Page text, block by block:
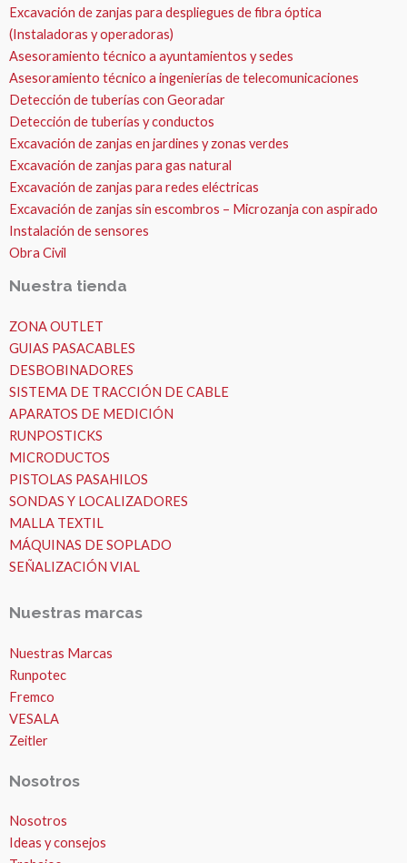
Excavación de zanjas para despliegues de fibra óptica
(Instaladoras y operadoras)
Asesoramiento técnico a ayuntamientos y sedes
Asesoramiento técnico a ingenierías de telecomunicaciones
Detección de tuberías con Georadar
Detección de tuberías y conductos
Excavación de zanjas en jardines y zonas verdes
Excavación de zanjas para gas natural
Excavación de zanjas para redes eléctricas
Excavación de zanjas sin escombros – Microzanja con aspirado
Instalación de sensores
Obra Civil
Nuestra tienda
ZONA OUTLET
GUIAS PASACABLES
DESBOBINADORES
SISTEMA DE TRACCIÓN DE CABLE
APARATOS DE MEDICIÓN
RUNPOSTICKS
MICRODUCTOS
PISTOLAS PASAHILOS
SONDAS Y LOCALIZADORES
MALLA TEXTIL
MÁQUINAS DE SOPLADO
SEÑALIZACIÓN VIAL
Nuestras marcas
Nuestras Marcas
Runpotec
Fremco
VESALA
Zeitler
Nosotros
Nosotros
Ideas y consejos